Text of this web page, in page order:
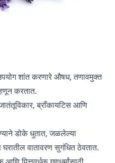
शांत करणारे औषध, तणावमुक्त
करतात.
ब्राँकायटिस आणि
डोके धुतात, जळलेल्या
वातावरण सुगंधित ठेवतात.